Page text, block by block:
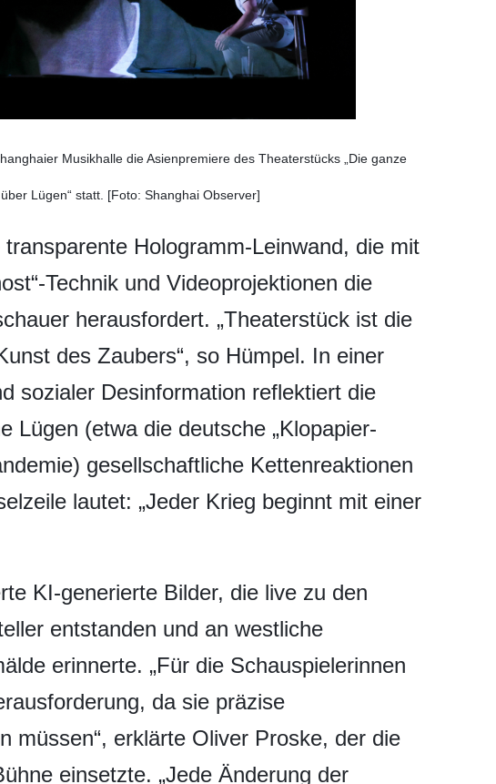
Musikhalle die Asienpremiere des Theaterstücks „Die ganze
Lügen“ statt. [Foto: Shanghai Observer]
Hologramm-Leinwand, die mit
Technik und Videoprojektionen die
herausfordert. „Theaterstück ist die
des Zaubers“, so Hümpel. In einer
sozialer Desinformation reflektiert die
Lügen (etwa die deutsche „Klopapier-
gesellschaftliche Kettenreaktionen
lautet: „Jeder Krieg beginnt mit einer
KI-generierte Bilder, die live zu den
entstanden und an westliche
erinnerte. „Für die Schauspielerinnen
da sie präzise
müssen“, erklärte Oliver Proske, der die
einsetzte. „Jede Änderung der